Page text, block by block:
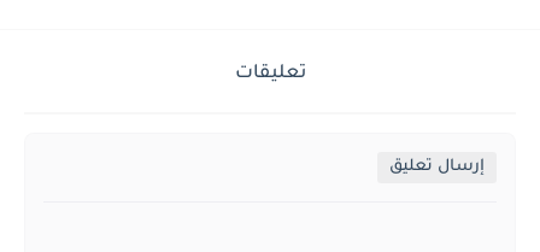
تعليقات
إرسال تعليق